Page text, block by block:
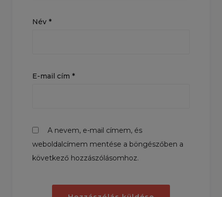
Név *
E-mail cím *
A nevem, e-mail címem, és
weboldalcímem mentése a böngészőben a
következő hozzászólásomhoz.